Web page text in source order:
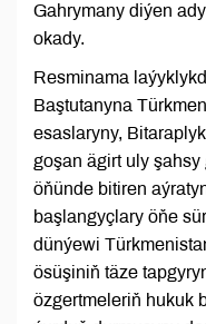
Gahrymany diýen
okady.
Resminama
Baştutanyna
esaslaryny,
goşan ägirt uly
öňünde bitiren
başlangyçlary öňe
dünýewi
ösüşiniň täze
özgertmeleriň hukuk